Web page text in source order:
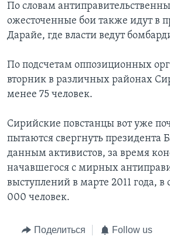
По словам
ожесточенные бои также идут в
Дарайе, где власти ведут
По подсчетам оппозиционных
вторник в различных районах
менее 75 человек.
Сирийские повстанцы вот уже
пытаются свергнуть президента
данным активистов, за время
начавшегося с мирных
выступлений в марте 2011 года, в
000 человек.
Поделиться Follow us